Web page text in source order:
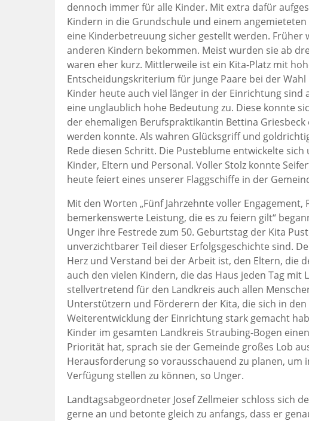
dennoch immer für alle Kinder. Mit extra dafür
Kindern in die Grundschule und einem
eine Kinderbetreuung sicher gestellt werden. Früher
anderen Kindern bekommen. Meist wurden sie ab
waren eher kurz. Mittlerweile ist ein Kita-Platz mit
Entscheidungskriterium für junge Paare bei der
Kinder heute auch viel länger in der Einrichtung
eine unglaublich hohe Bedeutung zu. Diese konnte
der ehemaligen Berufspraktikantin Bettina
werden konnte. Als wahren Glücksgriff und
Rede diesen Schritt. Die Pusteblume entwickelte
Kinder, Eltern und Personal. Voller Stolz konnte
heute feiert eines unserer Flaggschiffe in der
Mit den Worten „Fünf Jahrzehnte voller Engagement,
bemerkenswerte Leistung, die es zu feiern gilt“
Unger ihre Festrede zum 50. Geburtstag der Kita
unverzichtbarer Teil dieser Erfolgsgeschichte sind.
Herz und Verstand bei der Arbeit ist, den Eltern, die
auch den vielen Kindern, die das Haus jeden Tag mit
stellvertretend für den Landkreis auch allen
Unterstützern und Förderern der Kita, die sich in
Weiterentwicklung der Einrichtung stark gemacht
Kinder im gesamten Landkreis Straubing-Bogen
Priorität hat, sprach sie der Gemeinde großes Lob
Herausforderung so vorausschauend zu planen, um
Verfügung stellen zu können, so Unger.
Landtagsabgeordneter Josef Zellmeier schloss sich
gerne an und betonte gleich zu anfangs, dass er